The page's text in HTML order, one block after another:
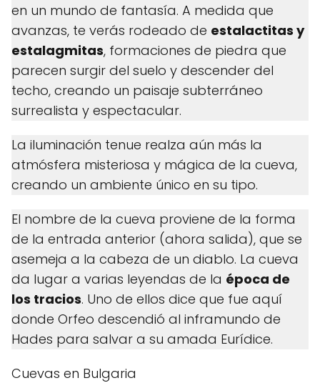
en un mundo de fantasía. A medida que
avanzas, te verás rodeado de estalactitas y
estalagmitas, formaciones de piedra que
parecen surgir del suelo y descender del
techo, creando un paisaje subterráneo
surrealista y espectacular.
La iluminación tenue realza aún más la
atmósfera misteriosa y mágica de la cueva,
creando un ambiente único en su tipo.
El nombre de la cueva proviene de la forma
de la entrada anterior (ahora salida), que se
asemeja a la cabeza de un diablo. La cueva
da lugar a varias leyendas de la época de
los tracios. Uno de ellos dice que fue aquí
donde Orfeo descendió al inframundo de
Hades para salvar a su amada Eurídice.
Cuevas en Bulgaria